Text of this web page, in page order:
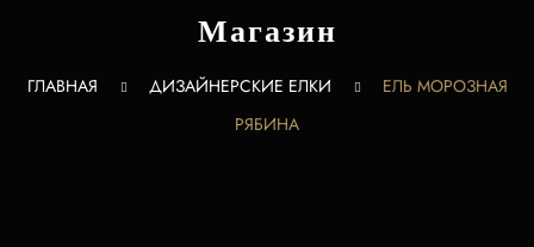
Магазин
ГЛАВНАЯ ДИЗАЙНЕРСКИЕ ЕЛКИ
ЕЛЬ МОРОЗНАЯ
РЯБИНА